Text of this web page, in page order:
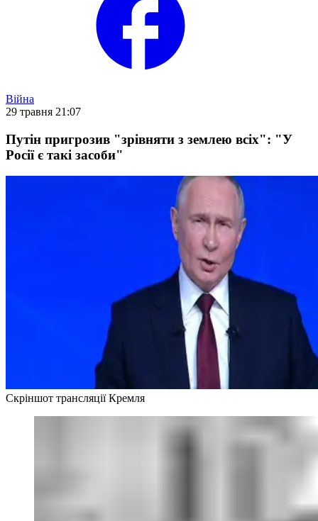
Війна
29 травня 21:07
Путін пригрозив "зрівняти з землею всіх": "У
Росії є такі засоби"
Скріншот трансляції Кремля